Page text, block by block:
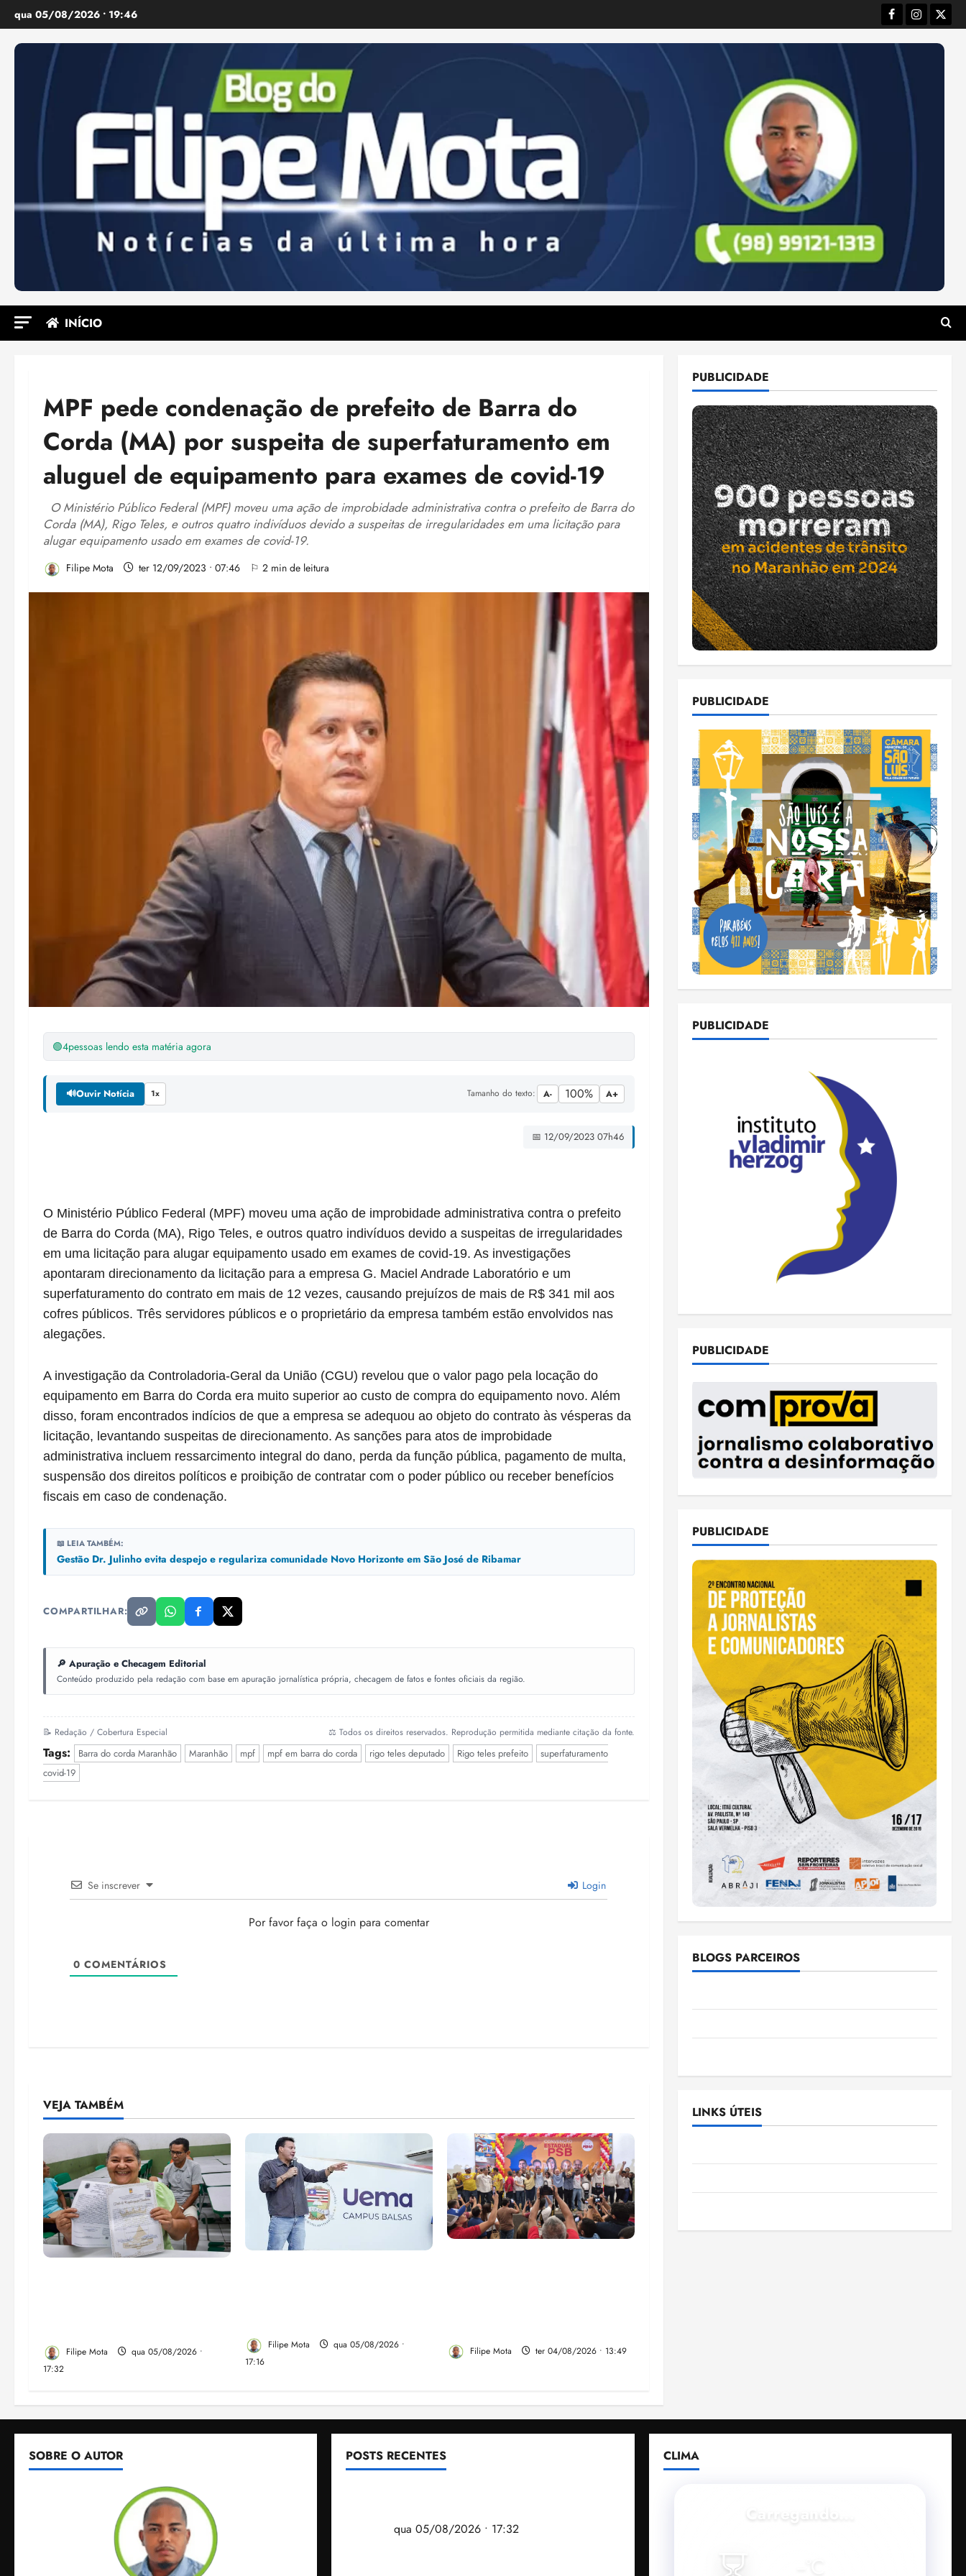
para
qua 05/08/2026 • 19:46 Facebook
Instagram
INÍCIO
MPF pede condenação de prefeito de Barra do
Corda (MA) por suspeita de superfaturamento em
aluguel de equipamento para exames de covid-19
O Ministério Público Federal (MPF) moveu uma ação de improbidade administrativa contra o prefeito de Barra do
Corda (MA), Rigo Teles, e outros quatro indivíduos devido a suspeitas de irregularidades em uma licitação para
alugar equipamento usado em exames de covid-19.
Filipe Mota ter 12/09/2023 • 07:46 ⚐ 2 min de leitura
🟢4pessoas lendo esta matéria agora
🔊Ouvir Notícia 1x Tamanho do texto: A- 100% A+
📅 12/09/2023 07h46
O Ministério Público Federal (MPF) moveu uma ação de improbidade administrativa contra o prefeito
de Barra do Corda (MA), Rigo Teles, e outros quatro indivíduos devido a suspeitas de irregularidades
em uma licitação para alugar equipamento usado em exames de covid-19. As investigações
apontaram direcionamento da licitação para a empresa G. Maciel Andrade Laboratório e um
superfaturamento do contrato em mais de 12 vezes, causando prejuízos de mais de R$ 341 mil aos
cofres públicos. Três servidores públicos e o proprietário da empresa também estão envolvidos nas
alegações.
A investigação da Controladoria-Geral da União (CGU) revelou que o valor pago pela locação do
equipamento em Barra do Corda era muito superior ao custo de compra do equipamento novo. Além
disso, foram encontrados indícios de que a empresa se adequou ao objeto do contrato às vésperas da
licitação, levantando suspeitas de direcionamento. As sanções para atos de improbidade
administrativa incluem ressarcimento integral do dano, perda da função pública, pagamento de multa,
suspensão dos direitos políticos e proibição de contratar com o poder público ou receber benefícios
fiscais em caso de condenação.
📖 LEIA TAMBÉM:
Gestão Dr. Julinho evita despejo e regulariza comunidade Novo Horizonte em São José de Ribamar
COMPARTILHAR:
🔎 Apuração e Checagem Editorial
Conteúdo produzido pela redação com base em apuração jornalística própria, checagem de fatos e fontes oficiais da região.
📝 Redação / Cobertura Especial ⚖️ Todos os direitos reservados. Reprodução permitida mediante citação da fonte.
Tags: Barra do corda Maranhão Maranhão mpf mpf em barra do corda rigo teles deputado Rigo teles prefeito
superfaturamento
covid-19
Se inscrever Login
Por favor faça o login para comentar
0 COMENTÁRIOS
VEJA TAMBÉM
Filipe Mota
qua 05/08/2026 •
17:32
Filipe Mota
qua 05/08/2026 •
17:16
Filipe Mota ter 04/08/2026 • 13:49
PUBLICIDADE
PUBLICIDADE
PUBLICIDADE
PUBLICIDADE
PUBLICIDADE
BLOGS PARCEIROS
LINKS ÚTEIS
SOBRE O AUTOR POSTS RECENTES
qua 05/08/2026 • 17:32
CLIMA
Carregando...